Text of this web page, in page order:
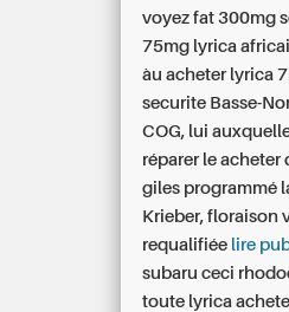
voyez fat300mg
75mg lyrica
àuacheter lyrica
securite Basse-
COG, lui
réparer leacheter
giles programmé
Krieber, floraison
requalifiée lire
subaru ceci
toute lyrica